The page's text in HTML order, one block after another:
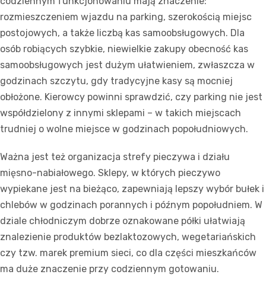
rozmieszczeniem wjazdu na parking, szerokością miejsc
postojowych, a także liczbą kas samoobsługowych. Dla
osób robiących szybkie, niewielkie zakupy obecność kas
samoobsługowych jest dużym ułatwieniem, zwłaszcza w
godzinach szczytu, gdy tradycyjne kasy są mocniej
obłożone. Kierowcy powinni sprawdzić, czy parking nie jest
współdzielony z innymi sklepami – w takich miejscach
trudniej o wolne miejsce w godzinach popołudniowych.
Ważna jest też organizacja strefy pieczywa i działu
mięsno-nabiałowego. Sklepy, w których pieczywo
wypiekane jest na bieżąco, zapewniają lepszy wybór bułek i
chlebów w godzinach porannych i późnym popołudniem. W
dziale chłodniczym dobrze oznakowane półki ułatwiają
znalezienie produktów bezlaktozowych, wegetariańskich
czy tzw. marek premium sieci, co dla części mieszkańców
ma duże znaczenie przy codziennym gotowaniu.